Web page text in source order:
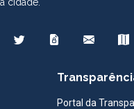
Portal da